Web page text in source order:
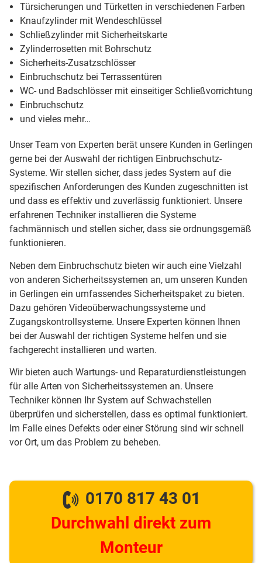
Türsicherungen und Türketten in verschiedenen Farben
Knaufzylinder mit Wendeschlüssel
Schließzylinder mit Sicherheitskarte
Zylinderrosetten mit Bohrschutz
Sicherheits-Zusatzschlösser
Einbruchschutz bei Terrassentüren
WC- und Badschlösser mit einseitiger Schließvorrichtung
Einbruchschutz
und vieles mehr…
Unser Team von Experten berät unsere Kunden in Gerlingen
gerne bei der Auswahl der richtigen Einbruchschutz-
Systeme. Wir stellen sicher, dass jedes System auf die
spezifischen Anforderungen des Kunden zugeschnitten ist
und dass es effektiv und zuverlässig funktioniert. Unsere
erfahrenen Techniker installieren die Systeme
fachmännisch und stellen sicher, dass sie ordnungsgemäß
funktionieren.
Neben dem Einbruchschutz bieten wir auch eine Vielzahl
von anderen Sicherheitssystemen an, um unseren Kunden
in Gerlingen ein umfassendes Sicherheitspaket zu bieten.
Dazu gehören Videoüberwachungssysteme und
Zugangskontrollsysteme. Unsere Experten können Ihnen
bei der Auswahl der richtigen Systeme helfen und sie
fachgerecht installieren und warten.
Wir bieten auch Wartungs- und Reparaturdienstleistungen
für alle Arten von Sicherheitssystemen an. Unsere
Techniker können Ihr System auf Schwachstellen
überprüfen und sicherstellen, dass es optimal funktioniert.
Im Falle eines Defekts oder einer Störung sind wir schnell
vor Ort, um das Problem zu beheben.
0170 817 43 01
Durchwahl direkt zum
Monteur